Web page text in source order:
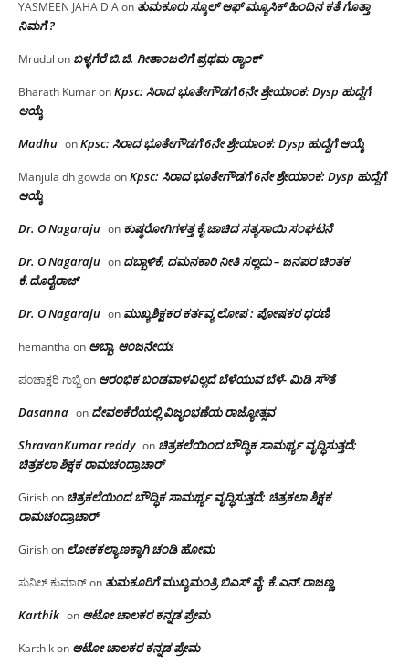
YASMEEN JAHA D Aon ತುಮಕೂರು ಸ್ಕೂಲ್ ಆಫ್ ಮ್ಯೂಸಿಕ್ ಹಿಂದಿನ ಕತೆ ಗೊತ್ತಾ
ನಿಮಗೆ ?
Mrudul on ಬಳ್ಳಗೆರೆ ಬಿ.ಜಿ. ಗೀತಾಂಜಲಿಗೆ ಪ್ರಥಮ ರ‌್ಯಾಂಕ್
Bharath KumaronKpsc: ಸಿರಾದ ಭೂತೇಗೌಡಗೆ 6ನೇ ಶ್ರೇಯಾಂಕ: Dysp ಹುದ್ದೆಗೆ
ಆಯ್ಕೆ
Madhu onKpsc: ಸಿರಾದ ಭೂತೇಗೌಡಗೆ 6ನೇ ಶ್ರೇಯಾಂಕ: Dysp ಹುದ್ದೆಗೆ ಆಯ್ಕೆ
Manjula dh gowda onKpsc: ಸಿರಾದ ಭೂತೇಗೌಡಗೆ 6ನೇ ಶ್ರೇಯಾಂಕ: Dysp ಹುದ್ದೆಗೆ
ಆಯ್ಕೆ
Dr. O Nagaraju on ಕುಷ್ಠರೋಗಿಗಳತ್ತ ಕೈ ಚಾಚಿದ ಸತ್ಯಸಾಯಿ ಸಂಘಟನೆ
Dr. O Nagaraju on ದಬ್ಬಾಳಿಕೆ, ದಮನಕಾರಿ ನೀತಿ ಸಲ್ಲದು – ಜನಪರ ಚಿಂತಕ
ಕೆ.ದೊರೈರಾಜ್
Dr. O Nagaraju on ಮುಖ್ಯಶಿಕ್ಷಕರ ಕರ್ತವ್ಯ ಲೋಪ : ಪೋಷಕರ ಧರಣಿ
hemantha on ಅಬ್ಬಾ, ಆಂಜನೇಯ!
ಪಂಚಾಕ್ಷರಿ ಗುಬ್ಬಿon ಆರಂಭಿಕ ಬಂಡವಾಳವಿಲ್ಲದೆ ಬೆಳೆಯುವ ಬೆಳೆ- ಮಿಡಿ ಸೌತೆ
Dasanna on ದೇವಲಕೆರೆಯಲ್ಲಿ ವಿಜೃಂಭಣೆಯ ರಾಜ್ಯೋತ್ಸವ
ShravanKumar reddy on ಚಿತ್ರಕಲೆಯಿಂದ ಬೌದ್ಧಿಕ ಸಾಮರ್ಥ್ಯ ವೃದ್ಧಿಸುತ್ತದೆ;
ಚಿತ್ರಕಲಾ ಶಿಕ್ಷಕ ರಾಮಚಂದ್ರಾಚಾರ್
Girishon ಚಿತ್ರಕಲೆಯಿಂದ ಬೌದ್ಧಿಕ ಸಾಮರ್ಥ್ಯ ವೃದ್ಧಿಸುತ್ತದೆ; ಚಿತ್ರಕಲಾ ಶಿಕ್ಷಕ
ರಾಮಚಂದ್ರಾಚಾರ್
Girishon ಲೋಕಕಲ್ಯಾಣಕ್ಕಾಗಿ ಚಂಡಿ ಹೋಮ
ಸುನಿಲ್ ಕುಮಾರ್on ತುಮಕೂರಿಗೆ ಮುಖ್ಯಮಂತ್ರಿ ಬಿಎಸ್ ವೈ: ಕೆ.ಎನ್.ರಾಜಣ್ಣ
Karthik on ಆಟೋ ಚಾಲಕರ ಕನ್ನಡ ಪ್ರೇಮ
Karthikon ಆಟೋ ಚಾಲಕರ ಕನ್ನಡ ಪ್ರೇಮ